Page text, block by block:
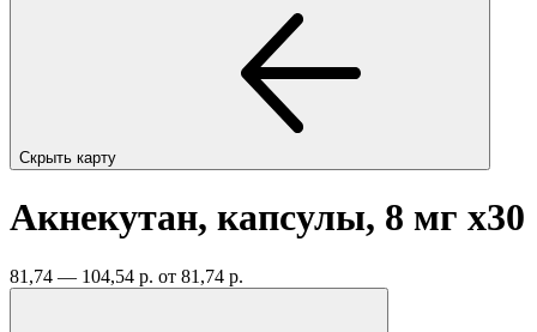
Скрыть карту
Акнекутан, капсулы, 8 мг x30
81,74 — 104,54 р. от 81,74 р.